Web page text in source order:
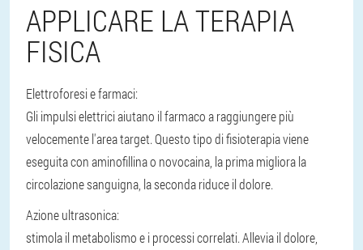
APPLICARE LA TERAPIA
FISICA
Elettroforesi e farmaci:
Gli impulsi elettrici aiutano il farmaco a raggiungere più
velocemente l'area target. Questo tipo di fisioterapia viene
eseguita con aminofillina o novocaina, la prima migliora la
circolazione sanguigna, la seconda riduce il dolore.
Azione ultrasonica:
stimola il metabolismo e i processi correlati. Allevia il dolore,